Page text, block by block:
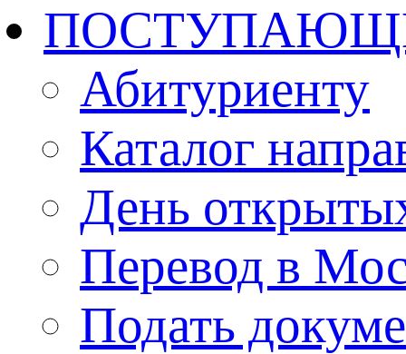
Абитуриенту
Каталог
День
Перевод в
Подать